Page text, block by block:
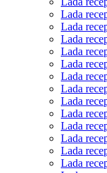
Lada
Lada
Lada
Lada
Lada
Lada
Lada
Lada
Lada
Lada
Lada
Lada
Lada